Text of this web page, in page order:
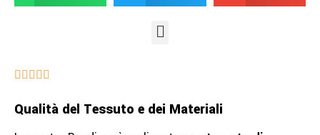
Qualità del Tessuto e dei Materiali